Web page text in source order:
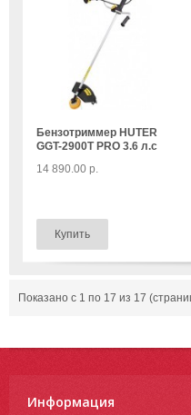
Бензотриммер HUTER
GGT-2900T PRO 3.6 л.с
14 890.00 р.
Показано с 1 по 17 из 17
Информация